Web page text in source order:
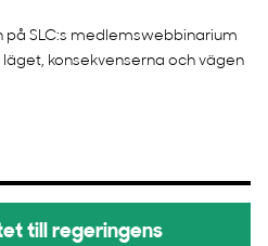
på SLC:s medlemswebbinarium
läget, konsekvenserna och vägen
till regeringens